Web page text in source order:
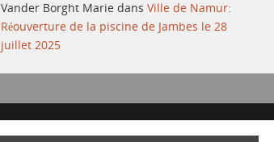
Vander Borght Marie dansVille de Namur:
Réouverture de la piscine de Jambes le 28
juillet 2025